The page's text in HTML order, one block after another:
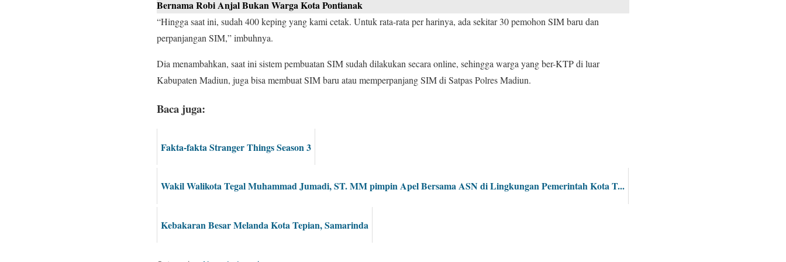
Bernama Robi Anjal Bukan Warga Kota Pontianak
“Hingga saat ini, sudah 400 keping yang kami cetak. Untuk rata-rata per harinya, ada sekitar 30 pemohon SIM baru dan
perpanjangan SIM,” imbuhnya.
Dia menambahkan, saat ini sistem pembuatan SIM sudah dilakukan secara online, sehingga warga yang ber-KTP di luar
Kabupaten Madiun, juga bisa membuat SIM baru atau memperpanjang SIM di Satpas Polres Madiun.
Baca juga:
Fakta-fakta Stranger Things Season 3
Wakil Walikota Tegal Muhammad Jumadi, ST. MM pimpin Apel Bersama ASN di Lingkungan Pemerintah Kota T...
Kebakaran Besar Melanda Kota Tepian, Samarinda